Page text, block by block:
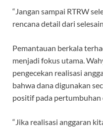
“Jangan sampai RTRW
rencana detail dari
Pemantauan berkala
menjadi fokus utama.
pengecekan realisasi
bahwa dana digunakan
positif pada pertumbuhan
“Jika realisasi anggaran